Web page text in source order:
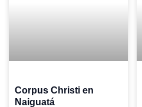
Corpus Christi en
Naiguatá